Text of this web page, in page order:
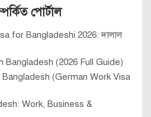
পোর্টাল
for Bangladeshi 2026: দালাল
Bangladesh (2026 Full Guide)
(German Work Visa
Work, Business &